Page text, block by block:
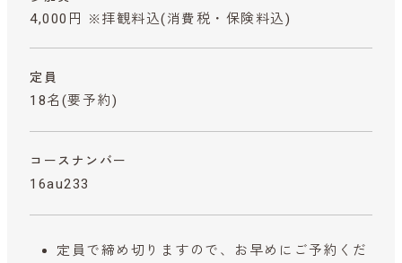
4,000円 ※拝観料込(消費税・保険料込)
定員
18名(要予約)
コースナンバー
16au233
定員で締め切りますので、お早めにご予約くだ